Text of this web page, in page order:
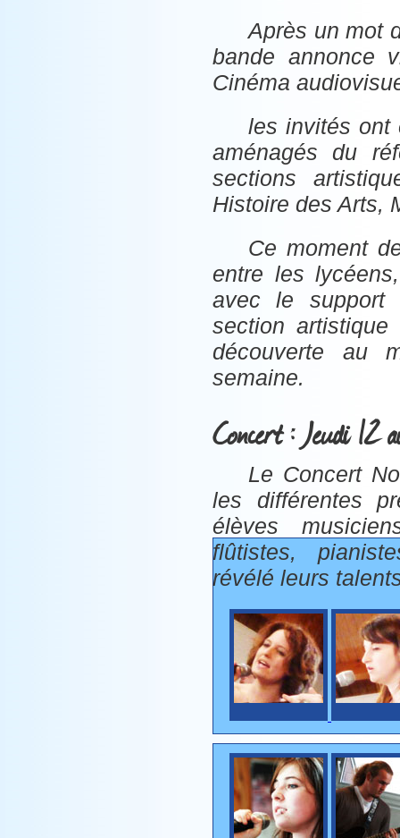
Après un mot
bande annonce
Cinéma
les invités ont
aménagés du
sections
Histoire des Arts,
Ce moment
entre les
avec le support
section
découverte au
semaine.
Concert : Jeudi 12
Le Concert
les différentes
élèves
flûtistes,
révélé leurs